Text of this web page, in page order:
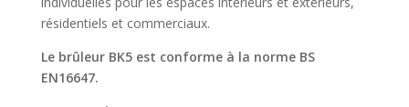
résidentiels et commerciaux.
Le brûleur BK5 est conforme à la norme BS
EN16647.